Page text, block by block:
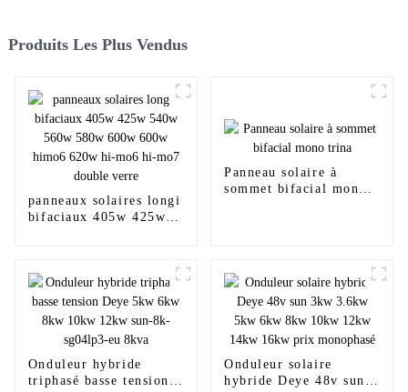
Produits Les Plus Vendus
panneaux solaires longi
bifaciaux 405w 425w
verre
Panneau solaire à
sommet bifacial mono
Onduleur hybride
triphasé basse tension
Onduleur solaire
hybride Deye 48v sun